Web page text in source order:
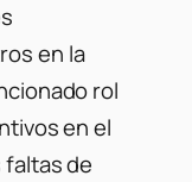
en la
rol
en el
de